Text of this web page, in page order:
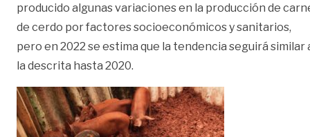
producido algunas variaciones en la producción de
de cerdo por factores socioeconómicos y sanitarios,
pero en 2022 se estima que la tendencia seguirá similar
la descrita hasta 2020.